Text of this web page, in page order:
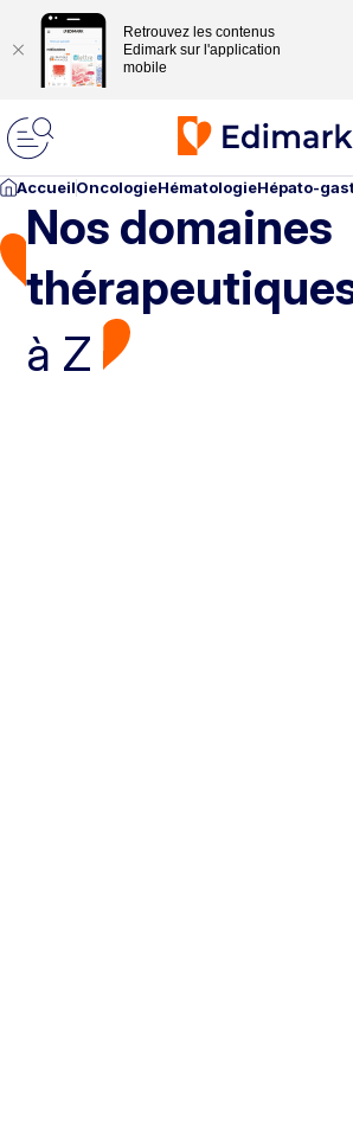
Retrouvez les contenus
Edimark sur l'application
mobile
AccueilOncologieHématologieHépato-
Nos domaines
à Z